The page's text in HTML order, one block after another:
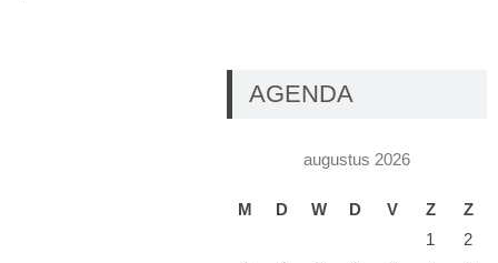
AGENDA
augustus 2026
M D W D V Z
Z
1
2